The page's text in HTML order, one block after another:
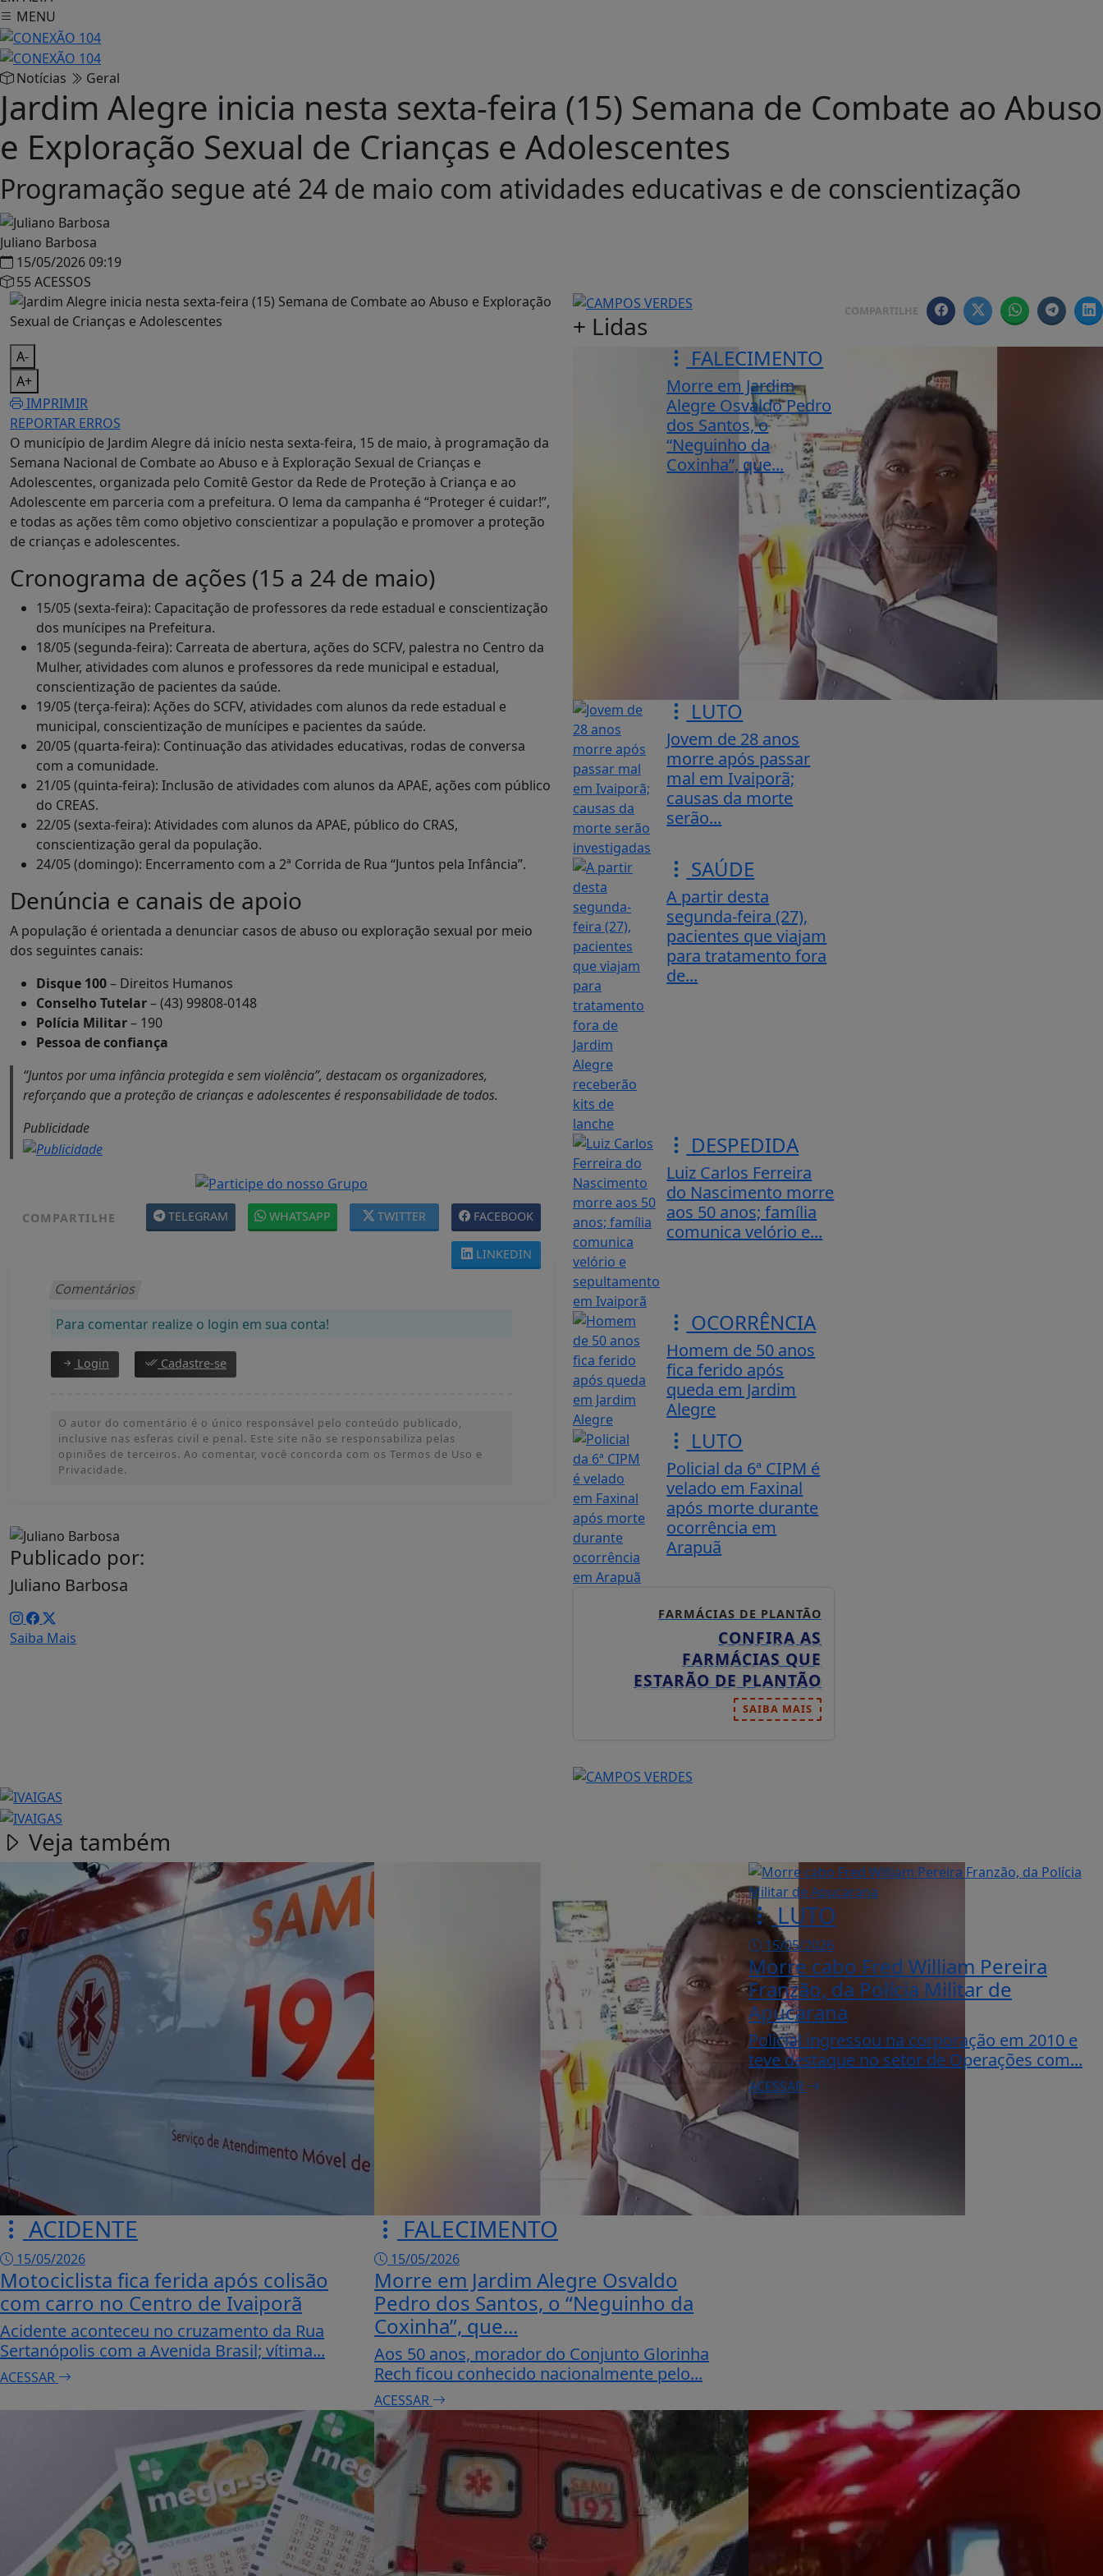
MENU
Notícias Geral
Jardim Alegre inicia nesta sexta-feira (15) Semana de Combate ao Abuso
e Exploração Sexual de Crianças e Adolescentes
Programação segue até 24 de maio com atividades educativas e de conscientização
Juliano Barbosa
15/05/2026 09:19
55 ACESSOS
COMPARTILHE
A-
A+
IMPRIMIR
REPORTAR ERROS
O município de Jardim Alegre dá início nesta sexta-feira, 15 de maio, à programação da
Semana Nacional de Combate ao Abuso e à Exploração Sexual de Crianças e
Adolescentes, organizada pelo Comitê Gestor da Rede de Proteção à Criança e ao
Adolescente em parceria com a prefeitura. O lema da campanha é “Proteger é cuidar!”,
e todas as ações têm como objetivo conscientizar a população e promover a proteção
de crianças e adolescentes.
Cronograma de ações (15 a 24 de maio)
15/05 (sexta-feira): Capacitação de professores da rede estadual e conscientização
dos munícipes na Prefeitura.
18/05 (segunda-feira): Carreata de abertura, ações do SCFV, palestra no Centro da
Mulher, atividades com alunos e professores da rede municipal e estadual,
conscientização de pacientes da saúde.
19/05 (terça-feira): Ações do SCFV, atividades com alunos da rede estadual e
municipal, conscientização de munícipes e pacientes da saúde.
20/05 (quarta-feira): Continuação das atividades educativas, rodas de conversa
com a comunidade.
21/05 (quinta-feira): Inclusão de atividades com alunos da APAE, ações com público
do CREAS.
22/05 (sexta-feira): Atividades com alunos da APAE, público do CRAS,
conscientização geral da população.
24/05 (domingo): Encerramento com a 2ª Corrida de Rua “Juntos pela Infância”.
Denúncia e canais de apoio
A população é orientada a denunciar casos de abuso ou exploração sexual por meio
dos seguintes canais:
Disque 100– Direitos Humanos
Conselho Tutelar– (43) 99808-0148
Polícia Militar– 190
Pessoa de confiança
“Juntos por uma infância protegida e sem violência”, destacam os organizadores,
reforçando que a proteção de crianças e adolescentes é responsabilidade de todos.
Publicidade
COMPARTILHE FACEBOOK
TWITTER
WHATSAPP
TELEGRAM
LINKEDIN
Comentários
Para comentar realize o login em sua conta!
Login Cadastre-se
O autor do comentário é o único responsável pelo conteúdo publicado,
inclusive nas esferas civil e penal. Este site não se responsabiliza pelas
opiniões de terceiros. Ao comentar, você concorda com os Termos de Uso e
Privacidade.
Publicado por:
Juliano Barbosa
Saiba Mais
+ Lidas
FALECIMENTO
Morre em Jardim
Alegre Osvaldo Pedro
dos Santos, o
“Neguinho da
Coxinha”, que...
LUTO
Jovem de 28 anos
morre após passar
mal em Ivaiporã;
causas da morte
serão...
SAÚDE
A partir desta
segunda-feira (27),
pacientes que viajam
para tratamento fora
de...
DESPEDIDA
Luiz Carlos Ferreira
do Nascimento morre
aos 50 anos; família
comunica velório e...
OCORRÊNCIA
Homem de 50 anos
fica ferido após
queda em Jardim
Alegre
LUTO
Policial da 6ª CIPM é
velado em Faxinal
após morte durante
ocorrência em
Arapuã
FARMÁCIAS DE PLANTÃO
CONFIRA AS
FARMÁCIAS QUE
ESTARÃO DE PLANTÃO
SAIBA MAIS
Veja também
ACIDENTE
15/05/2026
Motociclista fica ferida após colisão
com carro no Centro de Ivaiporã
Acidente aconteceu no cruzamento da Rua
Sertanópolis com a Avenida Brasil; vítima...
ACESSAR
FALECIMENTO
15/05/2026
Morre em Jardim Alegre Osvaldo
Pedro dos Santos, o “Neguinho da
Coxinha”, que...
Aos 50 anos, morador do Conjunto Glorinha
Rech ficou conhecido nacionalmente pelo...
ACESSAR
LUTO
15/05/2026
Morre cabo Fred William Pereira
Franzão, da Polícia Militar de
Apucarana
Policial ingressou na corporação em 2010 e
teve destaque no setor de Operações com...
ACESSAR